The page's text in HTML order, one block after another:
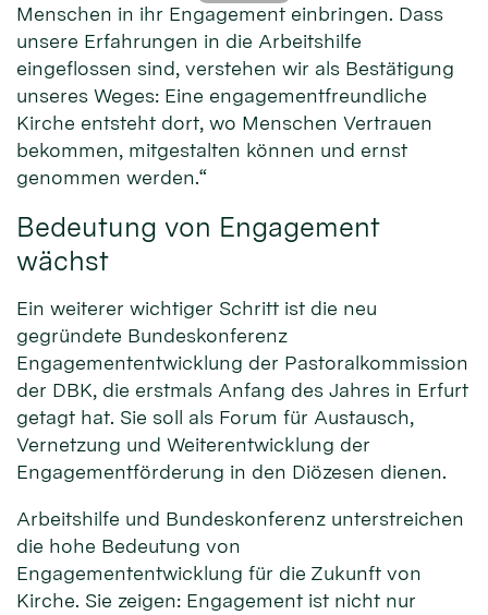
Menschen in ihr Engagement einbringen. Dass
unsere Erfahrungen in die Arbeitshilfe
eingeflossen sind, verstehen wir als Bestätigung
unseres Weges: Eine engagementfreundliche
Kirche entsteht dort, wo Menschen Vertrauen
bekommen, mitgestalten können und ernst
genommen werden.“
Bedeutung von Engagement
wächst
Ein weiterer wichtiger Schritt ist die neu
gegründete Bundeskonferenz
Engagemententwicklung der Pastoralkommission
der DBK, die erstmals Anfang des Jahres in Erfurt
getagt hat. Sie soll als Forum für Austausch,
Vernetzung und Weiterentwicklung der
Engagementförderung in den Diözesen dienen.
Arbeitshilfe und Bundeskonferenz unterstreichen
die hohe Bedeutung von
Engagemententwicklung für die Zukunft von
Kirche. Sie zeigen: Engagement ist nicht nur